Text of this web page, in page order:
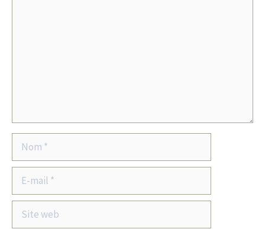
mail
Site
web